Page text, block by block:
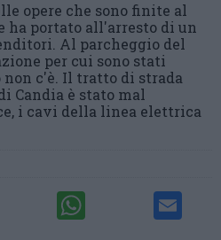
opere che sono finite al
ha portato all'arresto di un
Al parcheggio del
per cui sono stati
c'è. Il tratto di strada
Candia è stato mal
i cavi della linea elettrica